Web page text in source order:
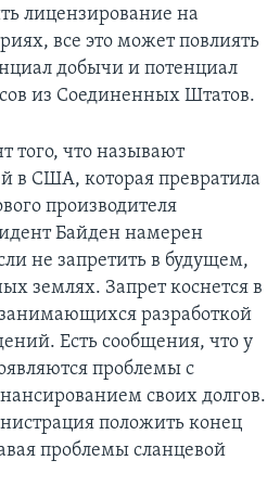
лицензирование на
все это может повлиять
добычи и потенциал
из Соединенных Штатов.
того, что называют
в США, которая превратила
производителя
Байден намерен
не запретить в будущем,
землях. Запрет коснется в
разработкой
Есть сообщения, что у
проблемы с
своих долгов.
положить конец
проблемы сланцевой